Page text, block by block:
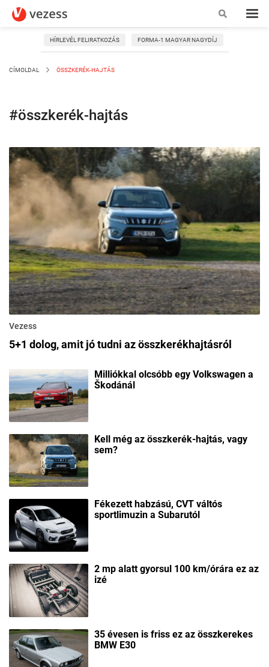
HÍRLEVÉL FELIRATKOZÁS FORMA-1 MAGYAR NAGYDÍJ
CÍMOLDAL ÖSSZKERÉK-HAJTÁS
#összkerék-hajtás
Vezess
5+1 dolog, amit jó tudni az összkerékhajtásról
Milliókkal olcsóbb egy Volkswagen a
Škodánál
Kell még az összkerék-hajtás, vagy
sem?
Fékezett habzású, CVT váltós
sportlimuzin a Subarutól
2 mp alatt gyorsul 100 km/órára ez az
izé
35 évesen is friss ez az összkerekes
BMW E30